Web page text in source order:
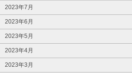
2023年7月
2023年6月
2023年5月
2023年4月
2023年3月